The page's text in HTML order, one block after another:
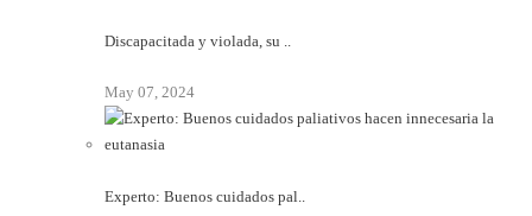
Discapacitada y violada, su ..
May 07, 2024
Experto: Buenos cuidados pal..